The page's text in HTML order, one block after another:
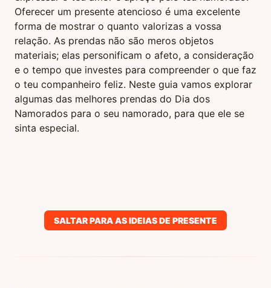
Oferecer um presente atencioso é uma excelente
forma de mostrar o quanto valorizas a vossa
relação. As prendas não são meros objetos
materiais; elas personificam o afeto, a consideração
e o tempo que investes para compreender o que faz
o teu companheiro feliz. Neste guia vamos explorar
algumas das melhores prendas do Dia dos
Namorados para o seu namorado, para que ele se
sinta especial.
SALTAR PARA AS IDEIAS DE PRESENTE